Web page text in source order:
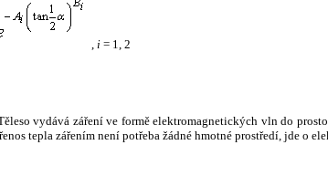
, i = 1, 2
vydává záření ve formě elektromagnetických vln do
tepla zářením není potřeba žádné hmotné prostředí, jde o